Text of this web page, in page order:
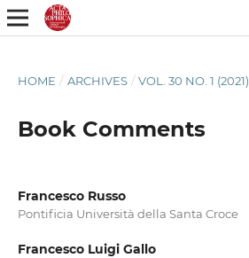
HOME / ARCHIVES / VOL. 30 NO. 1 (2021)
Book Comments
Francesco Russo
Pontificia Università della Santa Croce
Francesco Luigi Gallo